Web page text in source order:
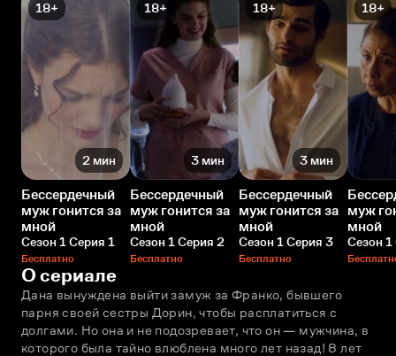
18+
2 мин
Бессердечный
муж гонится за
мной
Сезон 1 Серия 1
Бесплатно
18+
3 мин
Бессердечный
муж гонится за
мной
Сезон 1 Серия 2
Бесплатно
18+
3 мин
Бессердечный
муж гонится за
мной
Сезон 1 Серия 3
Бесплатно
18+
муж
мной
Сезон
О сериале
Дана вынуждена выйти замуж за Франко, бывшего
парня своей сестры Дорин, чтобы расплатиться с
долгами. Но она и не подозревает, что он — мужчина, в
которого была тайно влюблена много лет назад! 8 лет